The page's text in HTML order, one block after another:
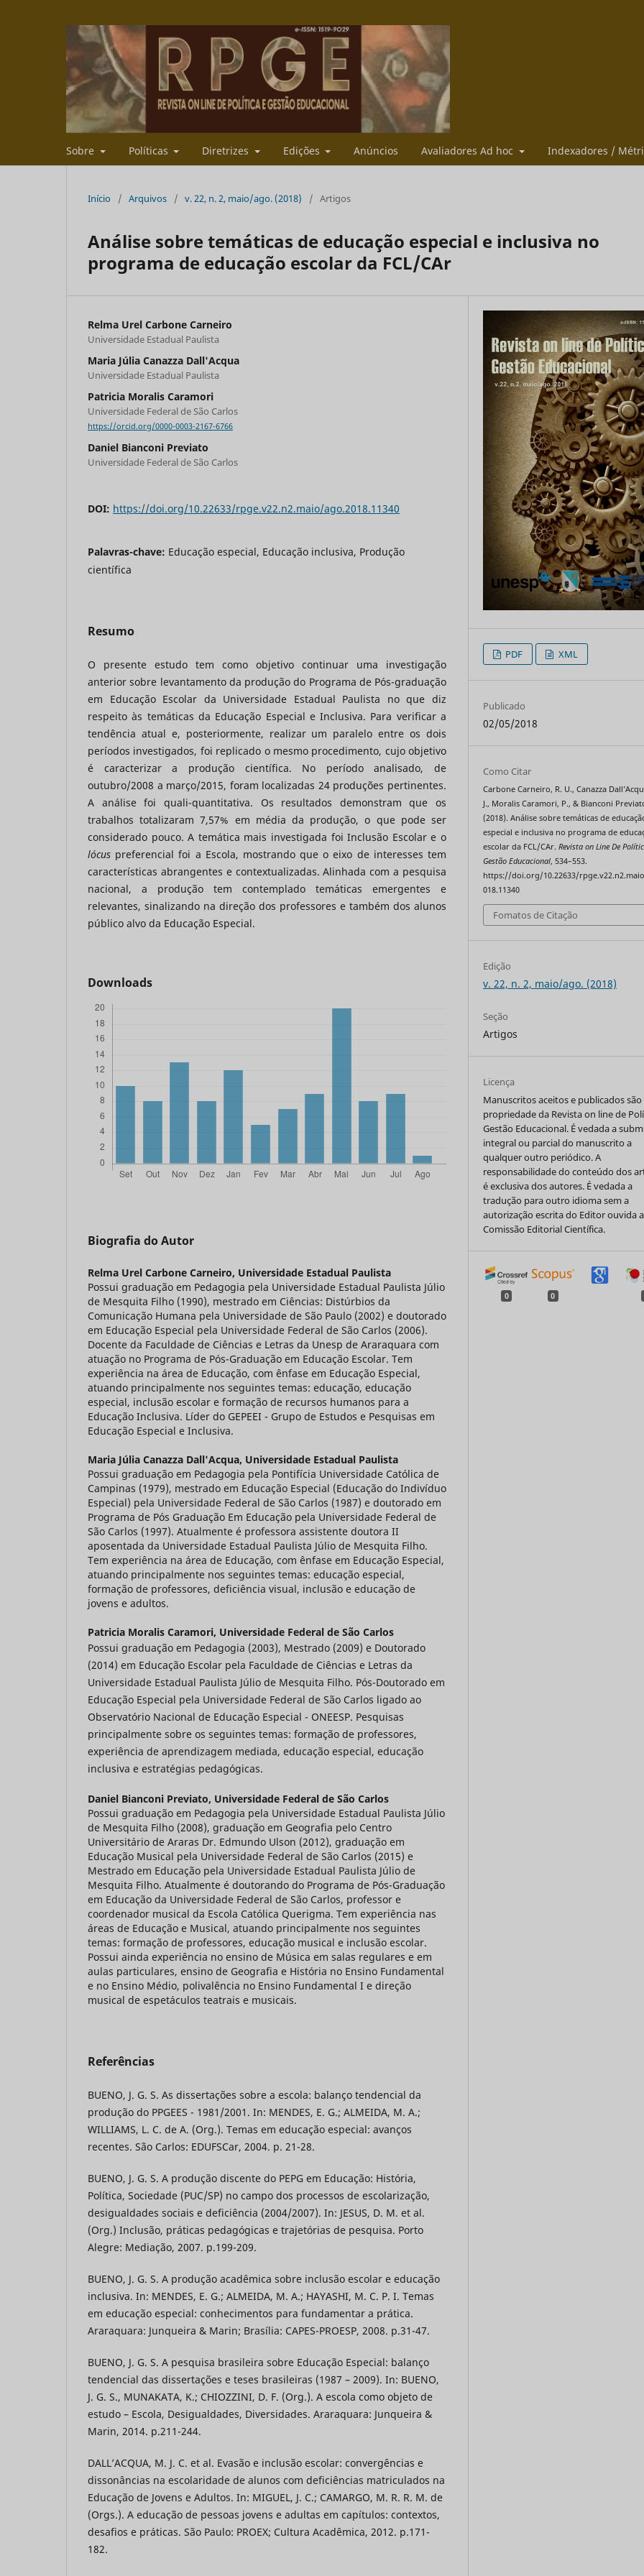
Sobre Políticas Diretrizes Edições Anúncios Avaliadores Ad hoc Indexadores /
Início / Arquivos / v. 22, n. 2, maio/ago. (2018) / Artigos
Análise sobre temáticas de educação especial e inclusiva no
programa de educação escolar da FCL/CAr
Relma Urel Carbone Carneiro
Universidade Estadual Paulista
Maria Júlia Canazza Dall'Acqua
Universidade Estadual Paulista
Patricia Moralis Caramori
Universidade Federal de São Carlos
https://orcid.org/0000-0003-2167-6766
Daniel Bianconi Previato
Universidade Federal de São Carlos
DOI: https://doi.org/10.22633/rpge.v22.n2.maio/ago.2018.11340
Palavras-chave: Educação especial, Educação inclusiva, Produção
científica
Resumo
O presente estudo tem como objetivo continuar uma investigação
anterior sobre levantamento da produção do Programa de Pós-graduação
em Educação Escolar da Universidade Estadual Paulista no que diz
respeito às temáticas da Educação Especial e Inclusiva. Para verificar a
tendência atual e, posteriormente, realizar um paralelo entre os dois
períodos investigados, foi replicado o mesmo procedimento, cujo objetivo
é caracterizar a produção científica. No período analisado, de
outubro/2008 a março/2015, foram localizadas 24 produções pertinentes.
A análise foi quali-quantitativa. Os resultados demonstram que os
trabalhos totalizaram 7,57% em média da produção, o que pode ser
considerado pouco. A temática mais investigada foi Inclusão Escolar e o
lócus preferencial foi a Escola, mostrando que o eixo de interesses tem
características abrangentes e contextualizadas. Alinhada com a pesquisa
nacional, a produção tem contemplado temáticas emergentes e
relevantes, sinalizando na direção dos professores e também dos alunos
público alvo da Educação Especial.
Downloads
Biografia do Autor
Relma Urel Carbone Carneiro, Universidade Estadual Paulista
Possui graduação em Pedagogia pela Universidade Estadual Paulista Júlio
de Mesquita Filho (1990), mestrado em Ciências: Distúrbios da
Comunicação Humana pela Universidade de São Paulo (2002) e doutorado
em Educação Especial pela Universidade Federal de São Carlos (2006).
Docente da Faculdade de Ciências e Letras da Unesp de Araraquara com
atuação no Programa de Pós-Graduação em Educação Escolar. Tem
experiência na área de Educação, com ênfase em Educação Especial,
atuando principalmente nos seguintes temas: educação, educação
especial, inclusão escolar e formação de recursos humanos para a
Educação Inclusiva. Líder do GEPEEI - Grupo de Estudos e Pesquisas em
Educação Especial e Inclusiva.
Maria Júlia Canazza Dall'Acqua, Universidade Estadual Paulista
Possui graduação em Pedagogia pela Pontifícia Universidade Católica de
Campinas (1979), mestrado em Educação Especial (Educação do Indivíduo
Especial) pela Universidade Federal de São Carlos (1987) e doutorado em
Programa de Pós Graduação Em Educação pela Universidade Federal de
São Carlos (1997). Atualmente é professora assistente doutora II
aposentada da Universidade Estadual Paulista Júlio de Mesquita Filho.
Tem experiência na área de Educação, com ênfase em Educação Especial,
atuando principalmente nos seguintes temas: educação especial,
formação de professores, deficiência visual, inclusão e educação de
jovens e adultos.
Patricia Moralis Caramori, Universidade Federal de São Carlos
Possui graduação em Pedagogia (2003), Mestrado (2009) e Doutorado
(2014) em Educação Escolar pela Faculdade de Ciências e Letras da
Universidade Estadual Paulista Júlio de Mesquita Filho. Pós-Doutorado em
Educação Especial pela Universidade Federal de São Carlos ligado ao
Observatório Nacional de Educação Especial - ONEESP. Pesquisas
principalmente sobre os seguintes temas: formação de professores,
experiência de aprendizagem mediada, educação especial, educação
inclusiva e estratégias pedagógicas.
Daniel Bianconi Previato, Universidade Federal de São Carlos
Possui graduação em Pedagogia pela Universidade Estadual Paulista Júlio
de Mesquita Filho (2008), graduação em Geografia pelo Centro
Universitário de Araras Dr. Edmundo Ulson (2012), graduação em
Educação Musical pela Universidade Federal de São Carlos (2015) e
Mestrado em Educação pela Universidade Estadual Paulista Júlio de
Mesquita Filho. Atualmente é doutorando do Programa de Pós-Graduação
em Educação da Universidade Federal de São Carlos, professor e
coordenador musical da Escola Católica Querigma. Tem experiência nas
áreas de Educação e Musical, atuando principalmente nos seguintes
temas: formação de professores, educação musical e inclusão escolar.
Possui ainda experiência no ensino de Música em salas regulares e em
aulas particulares, ensino de Geografia e História no Ensino Fundamental
e no Ensino Médio, polivalência no Ensino Fundamental I e direção
musical de espetáculos teatrais e musicais.
Referências
BUENO, J. G. S. As dissertações sobre a escola: balanço tendencial da
produção do PPGEES - 1981/2001. In: MENDES, E. G.; ALMEIDA, M. A.;
WILLIAMS, L. C. de A. (Org.). Temas em educação especial: avanços
recentes. São Carlos: EDUFSCar, 2004. p. 21-28.
BUENO, J. G. S. A produção discente do PEPG em Educação: História,
Política, Sociedade (PUC/SP) no campo dos processos de escolarização,
desigualdades sociais e deficiência (2004/2007). In: JESUS, D. M. et al.
(Org.) Inclusão, práticas pedagógicas e trajetórias de pesquisa. Porto
Alegre: Mediação, 2007. p.199-209.
BUENO, J. G. S. A produção acadêmica sobre inclusão escolar e educação
inclusiva. In: MENDES, E. G.; ALMEIDA, M. A.; HAYASHI, M. C. P. I. Temas
em educação especial: conhecimentos para fundamentar a prática.
Araraquara: Junqueira & Marin; Brasília: CAPES-PROESP, 2008. p.31-47.
BUENO, J. G. S. A pesquisa brasileira sobre Educação Especial: balanço
tendencial das dissertações e teses brasileiras (1987 – 2009). In: BUENO,
J. G. S., MUNAKATA, K.; CHIOZZINI, D. F. (Org.). A escola como objeto de
estudo – Escola, Desigualdades, Diversidades. Araraquara: Junqueira &
Marin, 2014. p.211-244.
DALL’ACQUA, M. J. C. et al. Evasão e inclusão escolar: convergências e
dissonâncias na escolaridade de alunos com deficiências matriculados na
Educação de Jovens e Adultos. In: MIGUEL, J. C.; CAMARGO, M. R. R. M. de
(Orgs.). A educação de pessoas jovens e adultas em capítulos: contextos,
desafios e práticas. São Paulo: PROEX; Cultura Acadêmica, 2012. p.171-
182.
PDF XML
Publicado
02/05/2018
Como Citar
Carbone Carneiro, R. U., Canazza
J., Moralis Caramori, P., & Bianconi
(2018). Análise sobre temáticas de
especial e inclusiva no programa de
escolar da FCL/CAr.Revista on Line De
Gestão Educacional, 534–553.
https://doi.org/10.22633/
018.11340
Fomatos de Citação
Edição
v. 22, n. 2, maio/ago. (2018)
Seção
Artigos
Licença
Manuscritos aceitos e publicados são
propriedade da Revista on line de
Gestão Educacional. É vedada a
integral ou parcial do manuscrito a
qualquer outro periódico. A
responsabilidade do conteúdo dos
é exclusiva dos autores. É vedada a
tradução para outro idioma sem a
autorização escrita do Editor ouvida a
Comissão Editorial Científica.
0 0